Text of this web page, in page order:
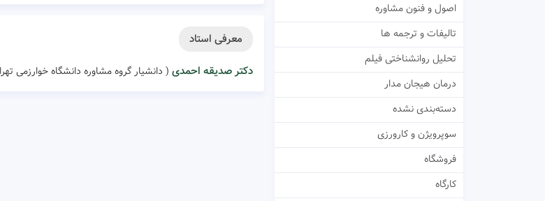
معرفی استاد
دکتر صدیقه احمدی ( دانشیار گروه مشاوره دانشگاه خوارزمی
اصول و فنون مشاوره
تالیفات و ترجمه ها
تحلیل روانشناختی فیلم
درمان هیجان مدار
دسته‌بندی نشده
سوپرویژن و کارورزی
فروشگاه
کارگاه